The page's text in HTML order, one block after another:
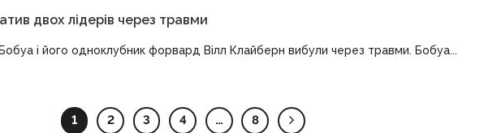
двох лідерів через травми
і його одноклубник форвард Вілл Клайберн вибули через травми. Бобуа...
1 2 3 4 … 8